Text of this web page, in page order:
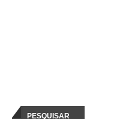
PESQUISAR